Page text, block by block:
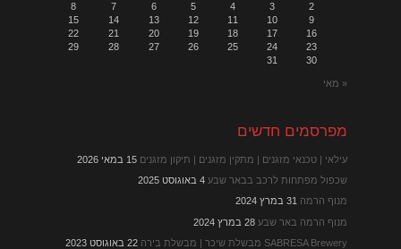
2
3
4
5
6
7
8
9
10
11
12
13
14
15
16
17
18
19
20
21
22
23
24
25
26
27
28
29
30
31
« מאי
מפרסמים חדשים
עילאי | טכנאי מזגנים | מתקין מזגנים | תיקון מזגנים 15 במאי 2026
שכפול מפתחות לרכב בבאר שבע 4 באוגוסט 2025
מנוף הרמה 31 במרץ 2024
מנוף הרמה באר שבע 28 במרץ 2024
SABRESA Brewery מבשלת שיכר | מבשלת בירה
22 באוגוסט 2023